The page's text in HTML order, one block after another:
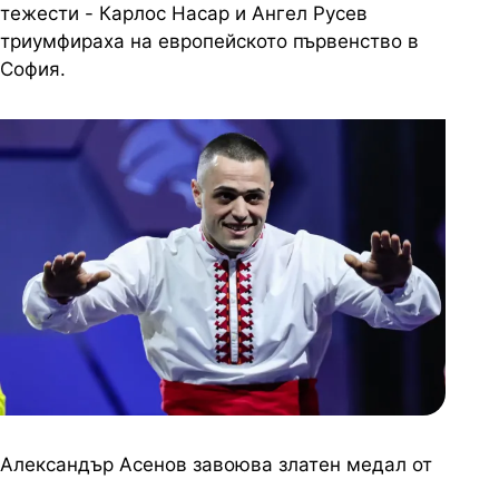
тежести - Карлос Насар и Ангел Русев
триумфираха на европейското първенство в
София.
Александър Асенов завоюва златен медал от